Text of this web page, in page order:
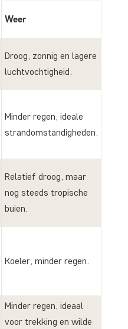
Weer
Droog, zonnig en lagere
luchtvochtigheid.
Minder regen, ideale
strandomstandigheden.
Relatief droog, maar
nog steeds tropische
buien.
Koeler, minder regen.
Minder regen, ideaal
voor trekking en wilde